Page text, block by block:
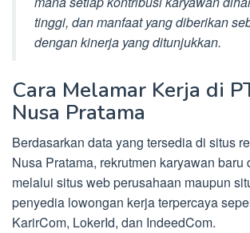
tinggi, dan manfaat yang diberikan
dengan kinerja yang ditunjukkan.
Cara Melamar Kerja di
Nusa Pratama
Berdasarkan data yang tersedia di situs
Nusa Pratama, rekrutmen karyawan baru
melalui situs web perusahaan maupun
penyedia lowongan kerja terpercaya
KarirCom, LokerId, dan IndeedCom.